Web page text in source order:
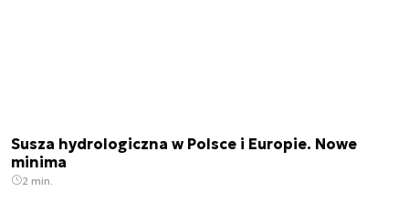
Susza hydrologiczna w Polsce i Europie. Nowe
minima
2 min.